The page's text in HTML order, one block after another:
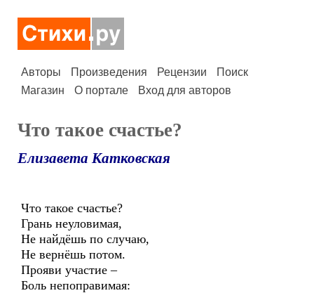
Авторы Произведения Рецензии
Поиск
Магазин
О портале Вход для авторов
Что такое счастье?
Елизавета Катковская
Что такое счастье?
Грань неуловимая,
Не найдёшь по случаю,
Не вернёшь потом.
Прояви участие –
Боль непоправимая: